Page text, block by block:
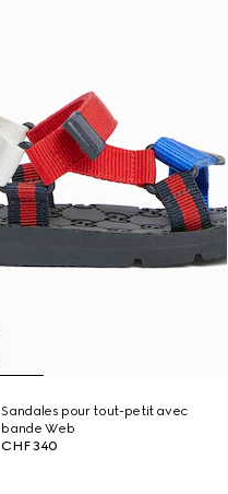
Sandales pour tout-petit avec
bande Web
CHF 340